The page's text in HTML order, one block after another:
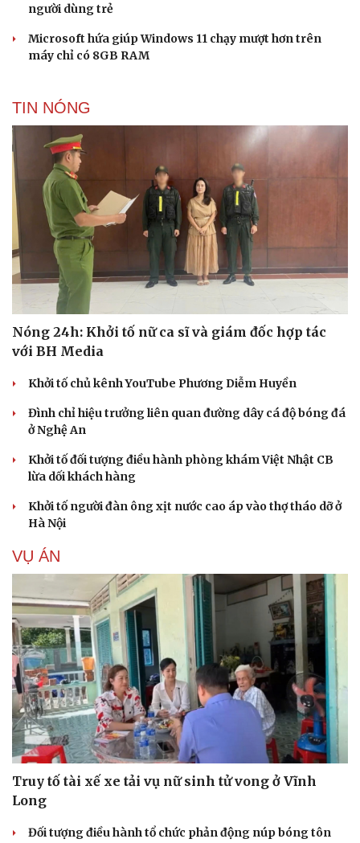
người dùng trẻ
Microsoft hứa giúp Windows 11 chạy mượt hơn trên
máy chỉ có 8GB RAM
TIN NÓNG
Nóng 24h: Khởi tố nữ ca sĩ và giám đốc hợp tác
với BH Media
Khởi tố chủ kênh YouTube Phương Diễm Huyền
Đình chỉ hiệu trưởng liên quan đường dây cá độ bóng đá
ở Nghệ An
Khởi tố đối tượng điều hành phòng khám Việt Nhật CB
lừa dối khách hàng
Khởi tố người đàn ông xịt nước cao áp vào thợ tháo dỡ ở
Hà Nội
VỤ ÁN
Truy tố tài xế xe tải vụ nữ sinh tử vong ở Vĩnh
Long
Đối tượng điều hành tổ chức phản động núp bóng tôn